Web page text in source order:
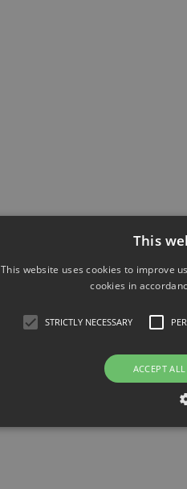
This
This website uses cookies to improve
cookies in
STRICTLY NECESSARY
ACCEPT ALL